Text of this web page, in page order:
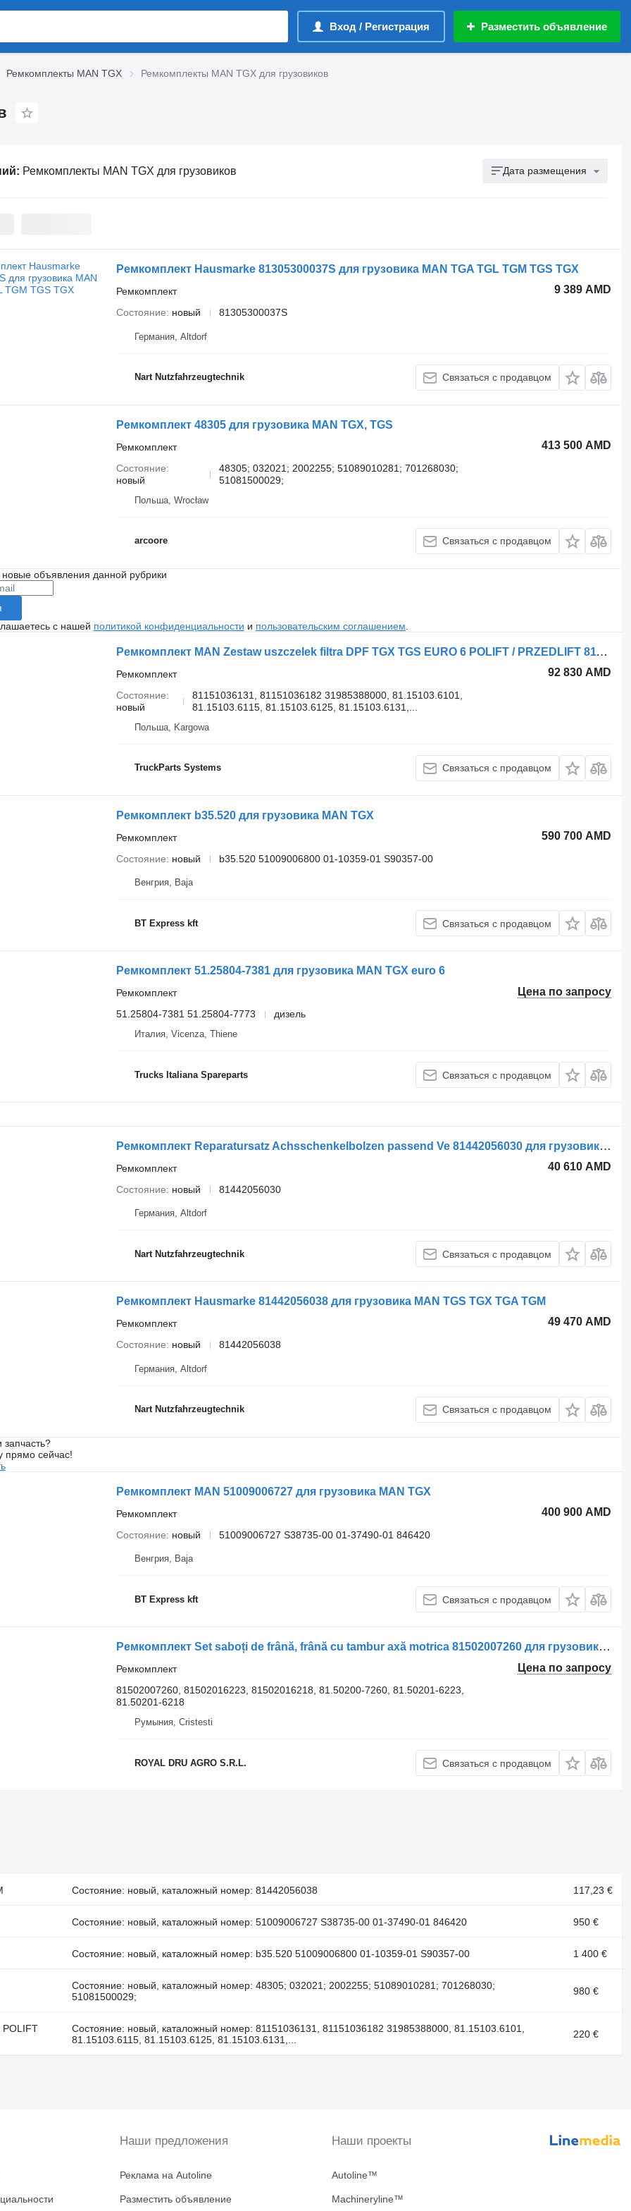
Вход / Регистрация Разместить объявление
Ремкомплекты MAN TGX Ремкомплекты MAN TGX для грузовиков
Ремкомплекты MAN TGX для грузовиков Дата размещения
Ремкомплект Hausmarke 81305300037S для грузовика MAN TGA TGL TGM TGS TGX
9 389 AMD
Ремкомплект
Состояние
новый 81305300037S
Германия, Altdorf
Nart Nutzfahrzeugtechnik Связаться с продавцом
Ремкомплект 48305 для грузовика MAN TGX, TGS
413 500 AMD
Ремкомплект
Состояние
новый
48305; 032021; 2002255; 51089010281; 701268030;
51081500029;
Польша, Wrocław
arcoore Связаться с продавцом
объявления данной рубрики
с нашей политикой конфиденциальности и пользовательским соглашением
Ремкомплект MAN Zestaw uszczelek filtra DPF TGX TGS EURO 6 POLIFT / PRZEDLIFT 81151036131 для грузовика MAN
92 830 AMD
Ремкомплект
Состояние
новый
81151036131, 81151036182 31985388000, 81.15103.6101,
81.15103.6115, 81.15103.6125, 81.15103.6131,...
Польша, Kargowa
TruckParts Systems Связаться с продавцом
Ремкомплект b35.520 для грузовика MAN TGX
590 700 AMD
Ремкомплект
Состояние
новый b35.520 51009006800 01-10359-01 S90357-00
Венгрия, Baja
BT Express kft Связаться с продавцом
Ремкомплект 51.25804-7381 для грузовика MAN TGX euro 6
Цена по запросу
Ремкомплект
51.25804-7381 51.25804-7773
дизель
Италия, Vicenza, Thiene
Trucks Italiana Spareparts Связаться с продавцом
Ремкомплект Reparatursatz Achsschenkelbolzen passend Ve 81442056030 для грузовика MAN TGS TGX TGA
40 610 AMD
Ремкомплект
Состояние
новый 81442056030
Германия, Altdorf
Nart Nutzfahrzeugtechnik Связаться с продавцом
Ремкомплект Hausmarke 81442056038 для грузовика MAN TGS TGX TGA TGM
49 470 AMD
Ремкомплект
Состояние
новый 81442056038
Германия, Altdorf
Nart Nutzfahrzeugtechnik Связаться с продавцом
прямо сейчас!
Ремкомплект MAN 51009006727 для грузовика MAN TGX
400 900 AMD
Ремкомплект
Состояние
новый 51009006727 S38735-00 01-37490-01 846420
Венгрия, Baja
BT Express kft Связаться с продавцом
Ремкомплект Set saboți de frână, frână cu tambur axă motrica 81502007260 для грузовика MAN TGX 33.680
Цена по запросу
Ремкомплект
81502007260, 81502016223, 81502016218, 81.50200-7260, 81.50201-6223,
81.50201-6218
Румыния, Cristesti
ROYAL DRU AGRO S.R.L. Связаться с продавцом
Состояние: новый, каталожный номер: 81442056038 117,23 €
Состояние: новый, каталожный номер: 51009006727 S38735-00 01-37490-01 846420 950 €
Состояние: новый, каталожный номер: b35.520 51009006800 01-10359-01 S90357-00 1 400 €
Состояние: новый, каталожный номер: 48305; 032021; 2002255; 51089010281; 701268030;
51081500029;
980 €
POLIFT
Состояние: новый, каталожный номер: 81151036131, 81151036182 31985388000, 81.15103.6101,
81.15103.6115, 81.15103.6125, 81.15103.6131,...
220 €
Наши предложения
Реклама на Autoline
Разместить объявление
Наши проекты
Autoline™
Machineryline™